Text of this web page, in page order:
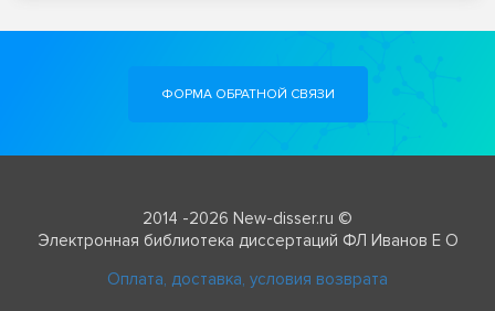
ФОРМА ОБРАТНОЙ СВЯЗИ
2014 -2026 New-disser.ru ©
Электронная библиотека диссертаций ФЛ Иванов Е О
Оплата, доставка, условия возврата